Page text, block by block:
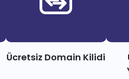
Ücretsiz Domain Kilidi